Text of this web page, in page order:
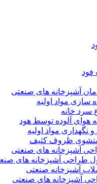
فود
آشپزخانه های صنعتی
سازی مواد اولیه
سرد خانه
هوای آلوده توسط هود
و نگهداری مواد اولیه
ظروف کثیف
آشپزخانه های صنعتی
طراحی آشپزخانه های
آشپزخانه صنعتی
آشپزخانه های صنعتی